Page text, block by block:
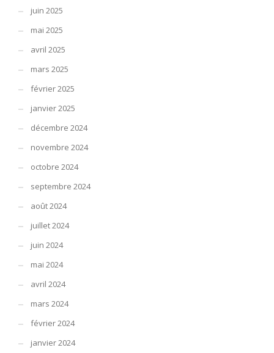
juin 2025
mai 2025
avril 2025
mars 2025
février 2025
janvier 2025
décembre 2024
novembre 2024
octobre 2024
septembre 2024
août 2024
juillet 2024
juin 2024
mai 2024
avril 2024
mars 2024
février 2024
janvier 2024